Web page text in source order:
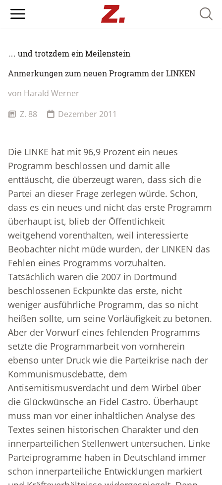
… und trotzdem ein Meilenstein
Anmerkungen zum neuen Programm der LINKEN
von Harald Werner
Z. 88
Dezember 2011
Die LINKE hat mit 96,9 Prozent ein neues
Programm beschlossen und damit alle
enttäuscht, die überzeugt waren, dass sich die
Partei an dieser Frage zerlegen würde. Schon,
dass es ein neues und nicht das erste Programm
überhaupt ist, blieb der Öffentlichkeit
weitgehend vorenthalten, weil interessierte
Beobachter nicht müde wurden, der LINKEN das
Fehlen eines Programms vorzuhalten.
Tatsächlich waren die 2007 in Dortmund
beschlossenen Eckpunkte das erste, nicht
weniger ausführliche Programm, das so nicht
heißen sollte, um seine Vorläufigkeit zu betonen.
Aber der Vorwurf eines fehlenden Programms
setzte die Programmarbeit von vornherein
ebenso unter Druck wie die Parteikrise nach der
Kommunismusdebatte, dem
Antisemitismusverdacht und dem Wirbel über
die Glückwünsche an Fidel Castro. Überhaupt
muss man vor einer inhaltlichen Analyse des
Textes seinen historischen Charakter und den
innerparteilichen Stellenwert untersuchen. Linke
Parteiprogramme haben in Deutschland immer
schon innerparteiliche Entwicklungen markiert